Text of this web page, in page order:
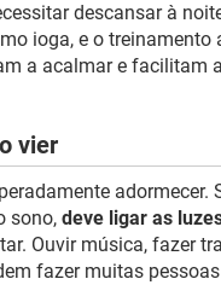
descansar à
ioga, e o treinamento
a acalmar e facilitam
vier
adormecer.
sono, deve ligar as
Ouvir música, fazer
fazer muitas